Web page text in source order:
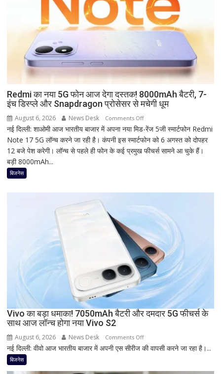
लें
तारीख,
और
व्रत
का
महत्व
Redmi का नया 5G फोन आज देगा दस्तक! 8000mAh बैटरी, 7-
इंच डिस्प्ले और Snapdragon प्रोसेसर से मचेगी धूम
August 6, 2026 News Desk Comments Offon
Redmi
का
नया
देगा
दस्तक!
8000mAh
7-
इंच
डिस्प्ले
और
Snapdragon
प्रोसेसर
मचेगी
नई दिल्ली: शाओमी आज भारतीय बाजार में अपना नया मिड-रेंज 5जी स्मार्टफोन Redmi
Note 17 5G लॉन्च करने जा रही है। कंपनी इस स्मार्टफोन को 6 अगस्त को दोपहर
12 बजे पेश करेगी। लॉन्च से पहले ही फोन के कई प्रमुख फीचर्स सामने आ चुके हैं।
बड़ी 8000mAh...
बिजनेस
Vivo का बड़ा धमाका! 7050mAh बैटरी और दमदार 5G फीचर्स के
साथ आज लॉन्च होगा नया Vivo S2
August 6, 2026 News Desk Comments Offon
Vivo
बड़ा
नई दिल्ली: वीवो आज भारतीय बाजार में अपनी एस सीरीज की वापसी करने जा रहा है।...
बिजनेस